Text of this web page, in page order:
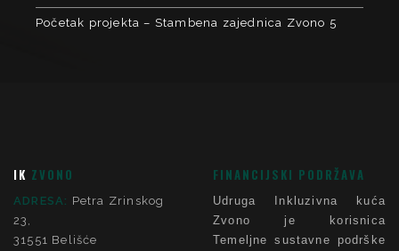
Početak projekta – Stambena zajednica Zvono 5
IK ZVONO
ADRESA: Petra Zrinskog
23,
31551 Belišće
FINANCIJSKI PODRŽAVA
Udruga Inkluzivna kuća
Zvono je korisnica
Temeljne sustavne podrške